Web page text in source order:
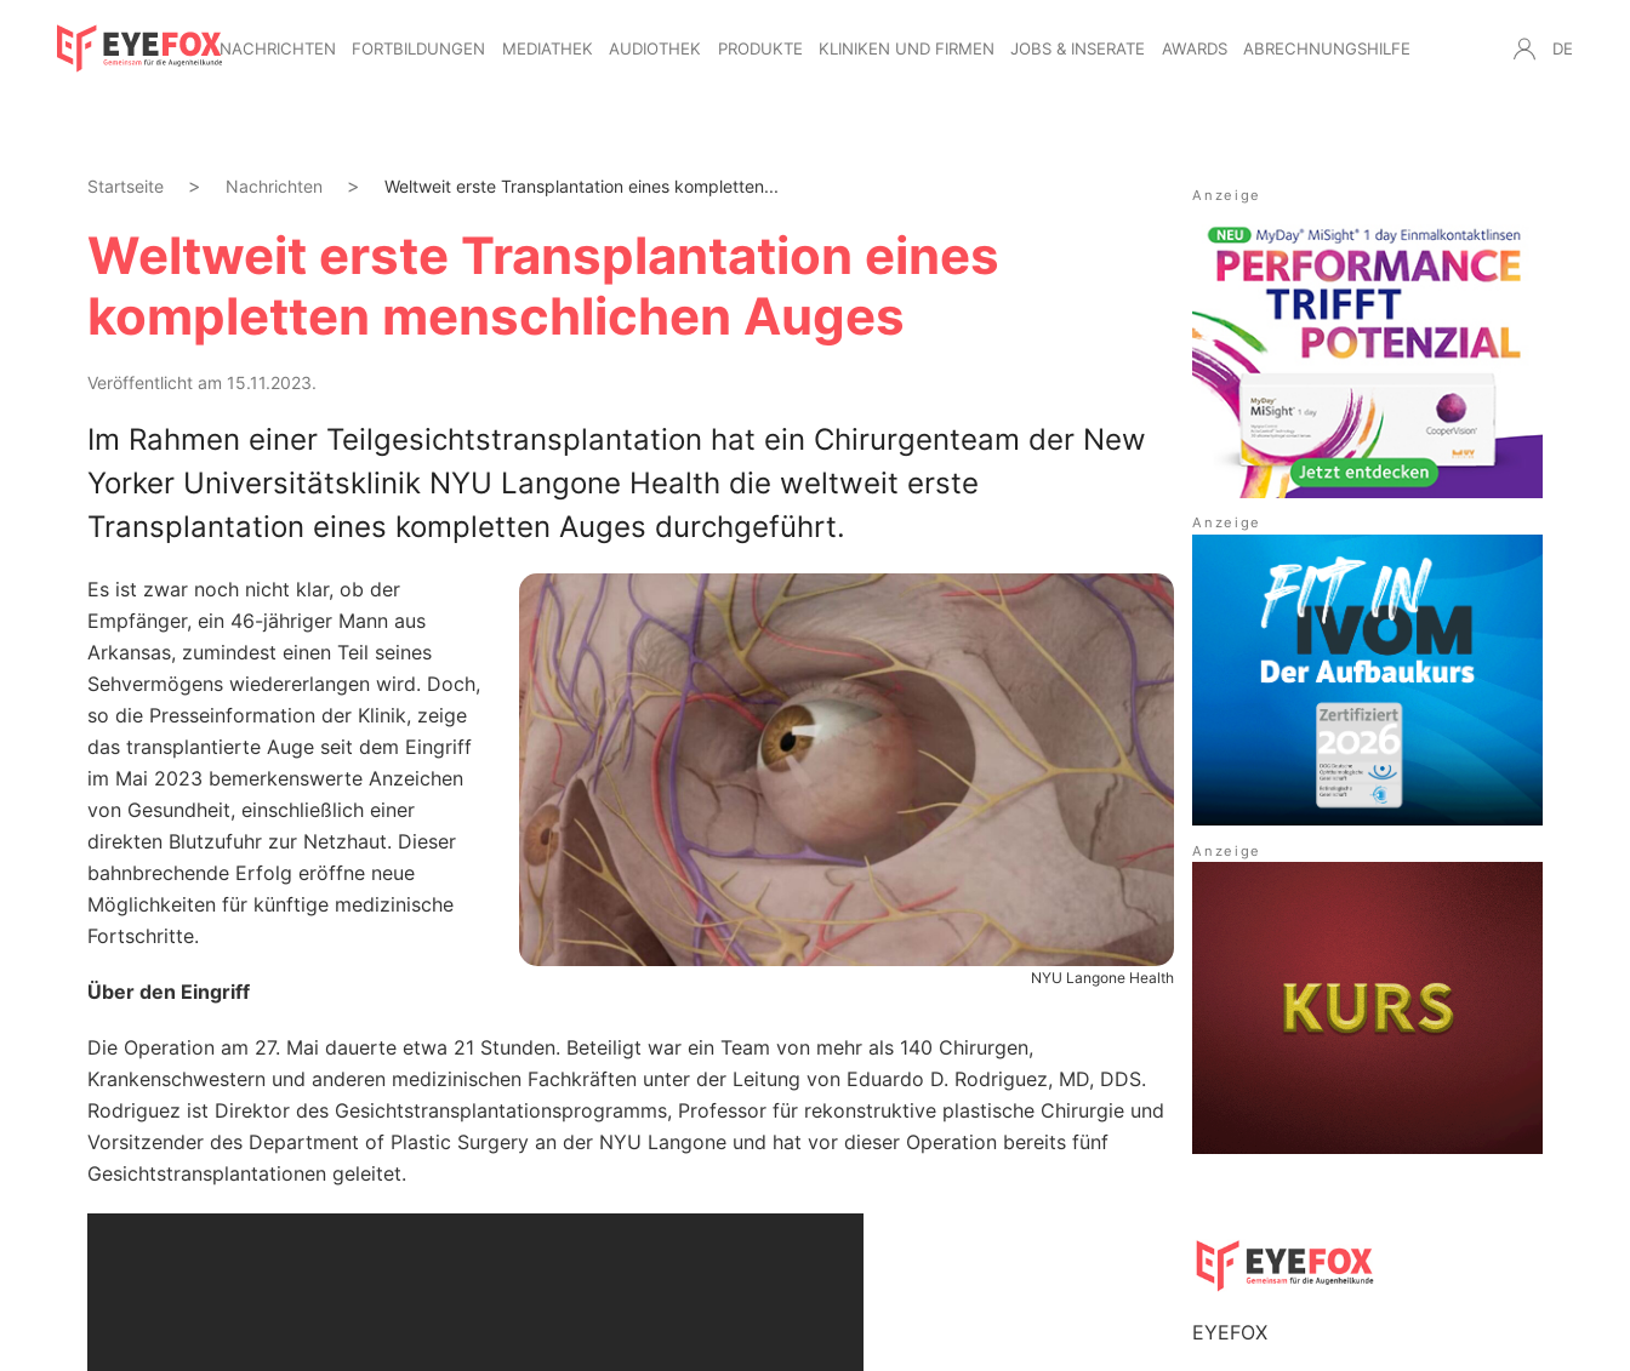
NACHRICHTEN FORTBILDUNGEN MEDIATHEK AUDIOTHEK PRODUKTE KLINIKEN UND FIRMEN JOBS & INSERATE AWARDS ABRECHNUNGSHILFE DE
Startseite Nachrichten Weltweit erste Transplantation eines kompletten...
Weltweit erste Transplantation eines
kompletten menschlichen Auges
Veröffentlicht am 15.11.2023.
Im Rahmen einer Teilgesichtstransplantation hat ein Chirurgenteam der New
Yorker Universitätsklinik NYU Langone Health die weltweit erste
Transplantation eines kompletten Auges durchgeführt.
NYU Langone Health
Es ist zwar noch nicht klar, ob der
Empfänger, ein 46-jähriger Mann aus
Arkansas, zumindest einen Teil seines
Sehvermögens wiedererlangen wird. Doch,
so die Presseinformation der Klinik, zeige
das transplantierte Auge seit dem Eingriff
im Mai 2023 bemerkenswerte Anzeichen
von Gesundheit, einschließlich einer
direkten Blutzufuhr zur Netzhaut. Dieser
bahnbrechende Erfolg eröffne neue
Möglichkeiten für künftige medizinische
Fortschritte.
Über den Eingriff
Die Operation am 27. Mai dauerte etwa 21 Stunden. Beteiligt war ein Team von mehr als 140 Chirurgen,
Krankenschwestern und anderen medizinischen Fachkräften unter der Leitung von Eduardo D. Rodriguez, MD, DDS.
Rodriguez ist Direktor des Gesichtstransplantationsprogramms, Professor für rekonstruktive plastische Chirurgie und
Vorsitzender des Department of Plastic Surgery an der NYU Langone und hat vor dieser Operation bereits fünf
Gesichtstransplantationen geleitet.
EYEFOX